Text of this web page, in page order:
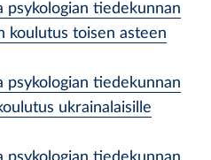
psykologian tiedekunnan
koulutus toisen asteen
psykologian tiedekunnan
ukrainalaisille
psykologian tiedekunnan